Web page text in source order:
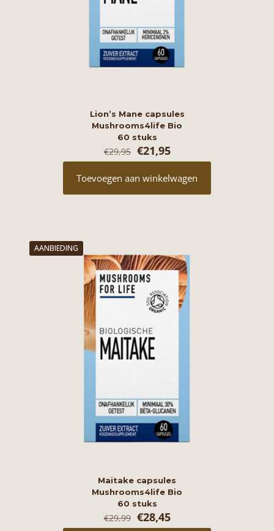
Lion’s Mane capsules
Mushrooms4life Bio
60 stuks
€29,95 Oorspronkelijke
prijs
was:
€29,95.
€21,95Huidige
prijs
is:
€21,95.
Toevoegen aan winkelwagen
AANBIEDING
Maitake capsules
Mushrooms4life Bio
60 stuks
€29,99 Oorspronkelijke
prijs
€28,45Huidige
prijs